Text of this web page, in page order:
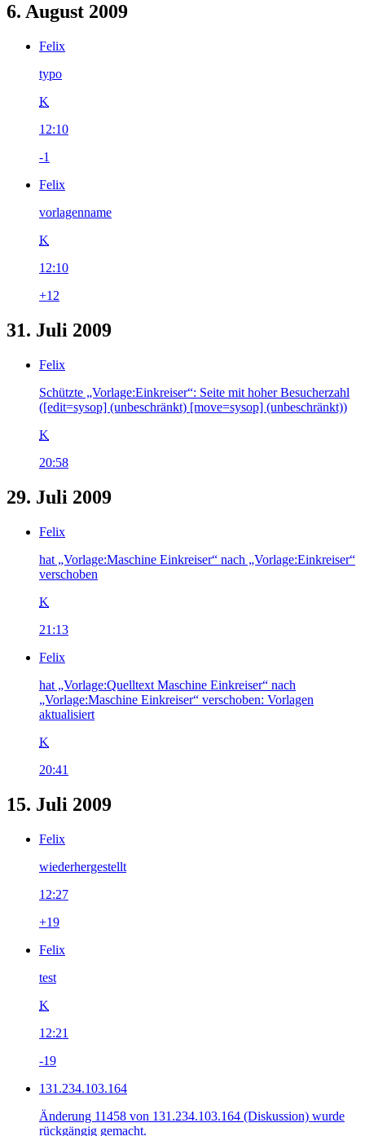
6. August 2009
Felix
typo
K
12:10
-1
Felix
vorlagenname
K
12:10
+12
31. Juli 2009
Felix
Schützte „Vorlage:Einkreiser“: Seite mit hoher Besucherzahl
([edit=sysop] (unbeschränkt) [move=sysop] (unbeschränkt))
K
20:58
29. Juli 2009
Felix
hat „Vorlage:Maschine Einkreiser“ nach „Vorlage:Einkreiser“
verschoben
K
21:13
Felix
hat „Vorlage:Quelltext Maschine Einkreiser“ nach
„Vorlage:Maschine Einkreiser“ verschoben: Vorlagen
aktualisiert
K
20:41
15. Juli 2009
Felix
wiederhergestellt
12:27
+19
Felix
test
K
12:21
-19
131.234.103.164
Änderung 11458 von 131.234.103.164 (Diskussion) wurde
rückgängig gemacht.